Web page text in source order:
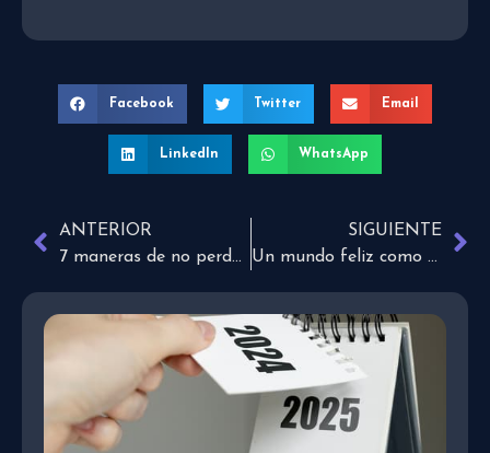
Facebook Twitter Email
LinkedIn WhatsApp
ANTERIOR
7 maneras de no perder a tus amigos
SIGUIENTE
Un mundo feliz como utopía o como posibilidad